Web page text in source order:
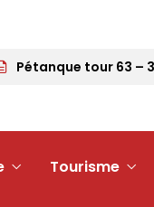
tour 63 – 30
Tourisme